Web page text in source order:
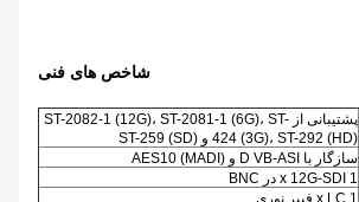
شاخص های فنی
پشتیبانی از ST-2082-1 ​​(12G)، ST-2081-1 (6G)، ST-
424 (3G)، ST-292 (HD) و ST-259 (SD)
سازگار با D VB-ASI و AES10 (MADI)
1 x 12G-SDI در BNC